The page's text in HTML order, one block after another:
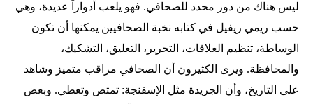
ليس هناك من دور محدد للصحافي. فهو يلعب أدواراً عديدة، وهي
حسب ريمي ريفيل في كتابه نخبة الصحافيين يمكنها أن تكون
الوساطة، تنظيم العلاقات، التحرير، التعليق، التشكيك،
والمحافظة. ويرى الكثيرون أن الصحافي مراقب متميز وشاهد
على التاريخ، وأن الجريدة مثل الإسفنجة: تمتص وتعطي. وبعض